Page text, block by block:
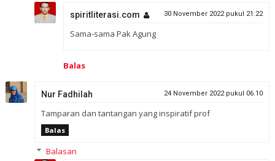
spiritliterasi.com 30 November 2022 pukul 21.22
Sama-sama Pak Agung
Balas
Nur Fadhilah 24 November 2022 pukul 06.10
Tamparan dan tantangan yang inspiratif prof
Balas
Balasan